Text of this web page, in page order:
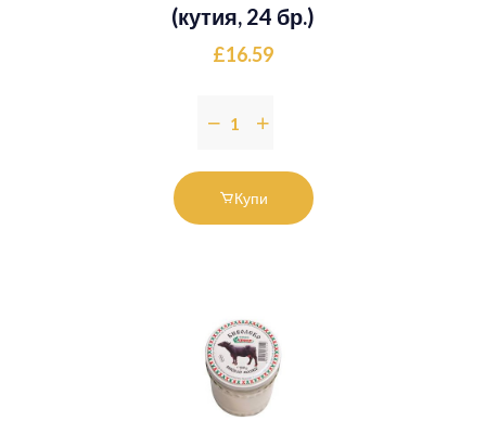
(кутия, 24 бр.)
£16.59
Купи